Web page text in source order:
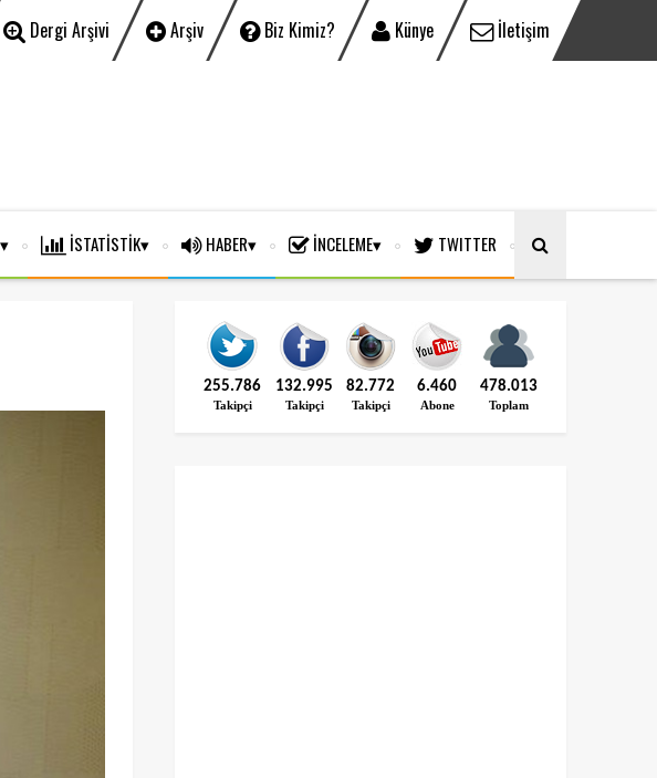
Dergi Arşivi Arşiv Biz Kimiz? Künye İletişim
İSTATİSTİK HABER İNCELEME TWITTER
255.786
Takipçi
132.995
Takipçi
82.772
Takipçi
6.460
Abone
478.013
Toplam